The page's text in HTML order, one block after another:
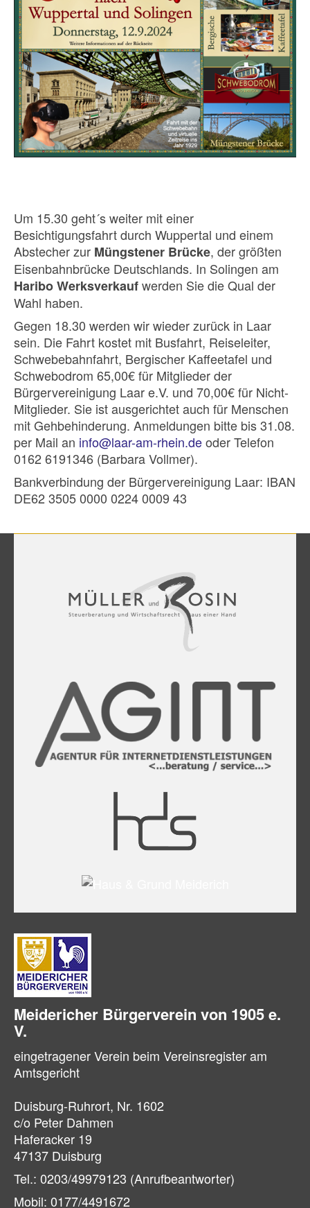
Um 15.30 geht´s weiter mit einer
Besichtigungsfahrt durch Wuppertal und einem
Abstecher zur Müngstener Brücke, der größten
Eisenbahnbrücke Deutschlands. In Solingen am
Haribo Werksverkaufwerden Sie die Qual der
Wahl haben.
Gegen 18.30 werden wir wieder zurück in Laar
sein. Die Fahrt kostet mit Busfahrt, Reiseleiter,
Schwebebahnfahrt, Bergischer Kaffeetafel und
Schwebodrom 65,00€ für Mitglieder der
Bürgervereinigung Laar e.V. und 70,00€ für Nicht-
Mitglieder. Sie ist ausgerichtet auch für Menschen
mit Gehbehinderung. Anmeldungen bitte bis 31.08.
per Mail an info@laar-am-rhein.deoder Telefon
0162 6191346 (Barbara Vollmer).
Bankverbindung der Bürgervereinigung Laar: IBAN
DE62 3505 0000 0224 0009 43
Meidericher Bürger­verein von 1905 e.
V.
eingetragener Verein beim Vereinsregister am
Amtsgericht
Duisburg-Ruhrort, Nr. 1602
c/o Peter Dahmen
Haferacker 19
47137 Duisburg
Tel.: 0203/49979123 (Anrufbeantworter)
Mobil: 0177/4491672